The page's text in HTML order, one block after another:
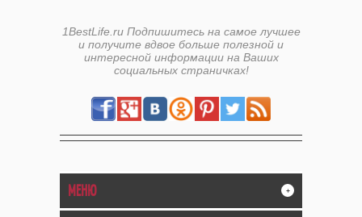
1BestLife.ru Подпишитесь на самое лучшее
и получите вдвое больше полезной и
интересной информации на Ваших
социальных страничках!
МЕНЮ +